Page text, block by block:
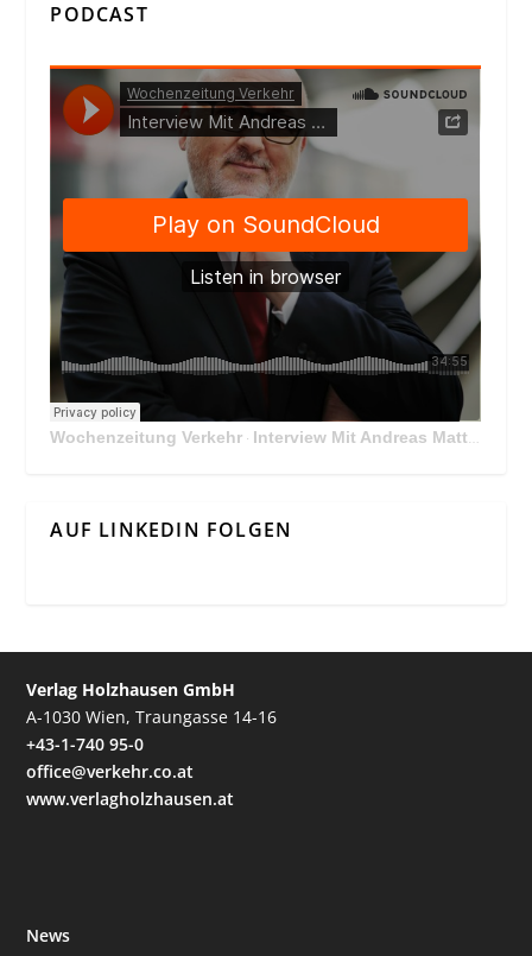
PODCAST
Wochenzeitung Verkehr · Interview Mit Andreas Matthä, CEO der ÖBB Holding
AUF LINKEDIN FOLGEN
Verlag Holzhausen GmbH
A-1030 Wien, Traungasse 14-16
+43-1-740 95-0
office@verkehr.co.at
www.verlagholzhausen.at
News